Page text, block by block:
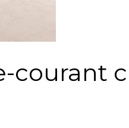
courant